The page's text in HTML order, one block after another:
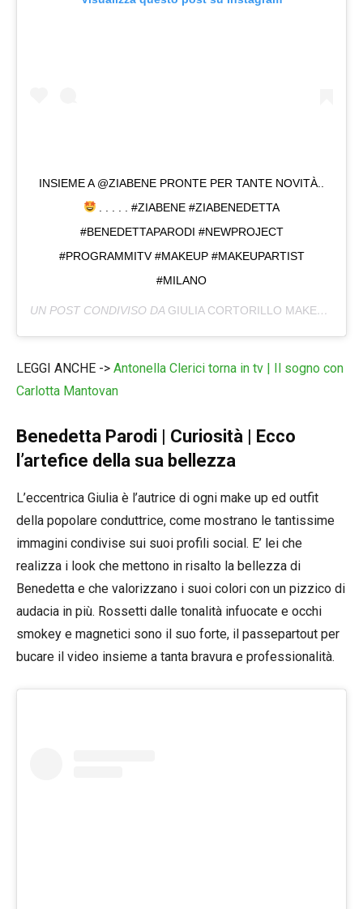
INSIEME A @ZIABENE PRONTE PER TANTE NOVITÀ..
. . . . . #ZIABENE #ZIABENEDETTA
#BENEDETTAPARODI #NEWPROJECT
#PROGRAMMITV #MAKEUP #MAKEUPARTIST
#MILANO
UN POST CONDIVISO DA GIULIA CORTORILLO MAKEUPARTIST
LEGGI ANCHE -> Antonella Clerici torna in tv | Il sogno con
Carlotta Mantovan
Benedetta Parodi | Curiosità | Ecco
l’artefice della sua bellezza
L’eccentrica Giulia è l’autrice di ogni make up ed outfit
della popolare conduttrice, come mostrano le tantissime
immagini condivise sui suoi profili social. E’ lei che
realizza i look che mettono in risalto la bellezza di
Benedetta e che valorizzano i suoi colori con un pizzico di
audacia in più. Rossetti dalle tonalità infuocate e occhi
smokey e magnetici sono il suo forte, il passepartout per
bucare il video insieme a tanta bravura e professionalità.